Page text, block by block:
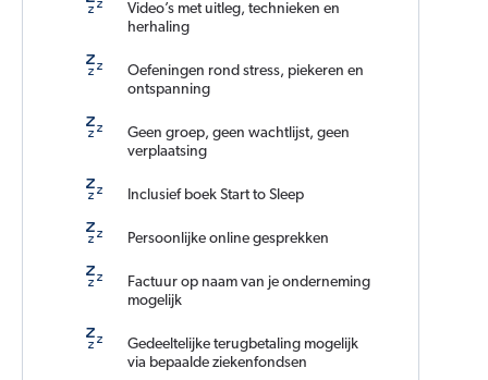
Video’s met uitleg, technieken en
herhaling
Oefeningen rond stress, piekeren en
ontspanning
Geen groep, geen wachtlijst, geen
verplaatsing
Inclusief boek Start to Sleep
Persoonlijke online gesprekken
Factuur op naam van je onderneming
mogelijk
Gedeeltelijke terugbetaling mogelijk
via bepaalde ziekenfondsen